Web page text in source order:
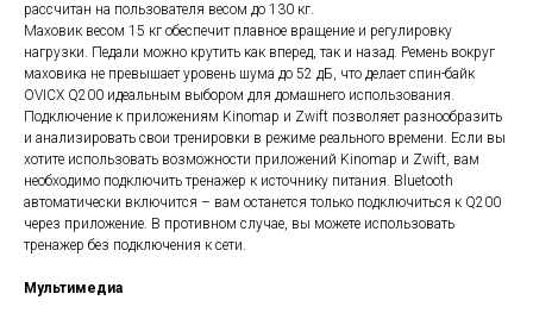
рассчитан на пользователя весом до 130 кг.
Маховик весом 15 кг обеспечит плавное вращение и регулировку
нагрузки. Педали можно крутить как вперед, так и назад. Ремень вокруг
маховика не превышает уровень шума до 52 дБ, что делает спин-байк
OVICX Q200 идеальным выбором для домашнего использования.
Подключение к приложениям Kinomap и Zwift позволяет разнообразить
и анализировать свои тренировки в режиме реального времени. Если вы
хотите использовать возможности приложений Kinomap и Zwift, вам
необходимо подключить тренажер к источнику питания. Bluetooth
автоматически включится – вам останется только подключиться к Q200
через приложение. В противном случае, вы можете использовать
тренажер без подключения к сети.
Мультимедиа